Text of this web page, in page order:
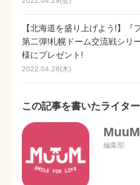
【北海道を盛り上げよう!】
第二弾!札幌ドーム交流戦シリ
様にプレゼント!
2022.04.28(木)
この記事を書いたライター
編集部